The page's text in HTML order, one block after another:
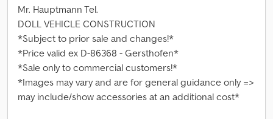
Mr. Hauptmann Tel.
DOLL VEHICLE CONSTRUCTION
*Subject to prior sale and changes!*
*Price valid ex D-86368 - Gersthofen*
*Sale only to commercial customers!*
*Images may vary and are for general guidance only =>
may include/show accessories at an additional cost*